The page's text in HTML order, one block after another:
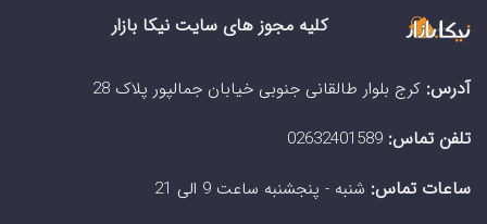
کلیه مجوز های سایت نیکا بازار
آدرس: کرج بلوار طالقانی جنوبی خیابان جمالپور پلاک 28
تلفن تماس: 02632401589
ساعات تماس: شنبه - پنجشنبه ساعت 9 الی 21